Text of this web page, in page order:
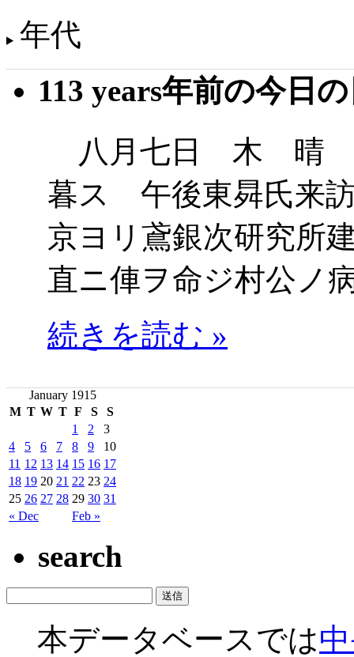
年代
113 years年前の今日
八月七日 木 晴
暮ス 午後東曻氏来
京ヨリ鳶銀次研究所
直ニ俥ヲ命ジ村公ノ
続きを読む »
January 1915
M T W T F S S
« Dec Feb »
1 2
3
4
5 6 7 8 9
10
11 12 13 14 15 16 17
18 19 20 21 22 23 24
25 26 27 28 29 30 31
search
本データベースでは